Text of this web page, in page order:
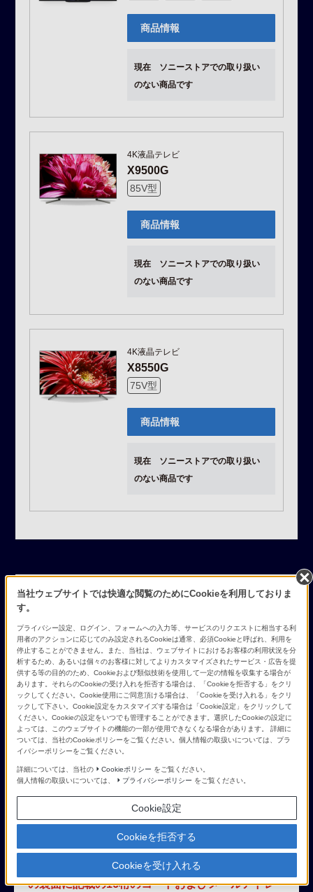
商品情報
現在 ソニーストアでの取り扱い
のない商品です
4K液晶テレビ
X9500G
85V型
商品情報
現在 ソニーストアでの取り扱い
のない商品です
4K液晶テレビ
X8550G
75V型
商品情報
現在 ソニーストアでの取り扱い
のない商品です
応募方法
STEP1.
応募はこちら▸にアクセス
STEP2.
対象ブラビア同梱の「製品登録のススメ！」チラシ
の裏面に記載の16桁のコードおよびメールアドレ
当社ウェブサイトでは快適な閲覧のためにCookieを利用しておりま
す。
プライバシー設定、ログイン、フォームへの入力等、サービスのリクエストに相当する利
用者のアクションに応じてのみ設定されるCookieは通常、必須Cookieと呼ばれ、利用を
停止することができません。また、当社は、ウェブサイトにおけるお客様の利用状況を分
析するため、あるいは個々のお客様に対してよりカスタマイズされたサービス・広告を提
供する等の目的のため、Cookieおよび類似技術を使用して一定の情報を収集する場合が
あります。それらのCookieの受け入れを拒否する場合は、「Cookieを拒否する」をクリ
ックしてください。Cookie使用にご同意頂ける場合は、「Cookieを受け入れる」をクリ
ックして下さい。Cookie設定をカスタマイズする場合は「Cookie設定」をクリックして
ください。Cookieの設定をいつでも管理することができます。選択したCookieの設定に
よっては、このウェブサイトの機能の一部が使用できなくなる場合があります。 詳細に
ついては、当社のCookieポリシーをご覧ください。個人情報の取扱いについては、プラ
イバシーポリシーをご覧ください。
詳細については、当社の Cookieポリシー をご覧ください。
個人情報の取扱いについては、
プライバシーポリシー をご覧ください。
Cookie設定
Cookieを拒否する
Cookieを受け入れる